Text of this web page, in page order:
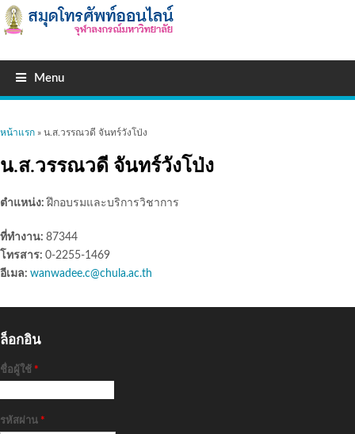
Menu
คุณอยู่ที่นี่
หน้าแรก » น.ส.วรรณวดี จันทร์วังโป่ง
น.ส.วรรณวดี จันทร์วังโป่ง
ตำแหน่ง: ฝึกอบรมและบริการวิชาการ
ที่ทำงาน: 87344
โทรสาร: 0-2255-1469
อีเมล: wanwadee.c@chula.ac.th
ล็อกอิน
ชื่อผู้ใช้ *
รหัสผ่าน *